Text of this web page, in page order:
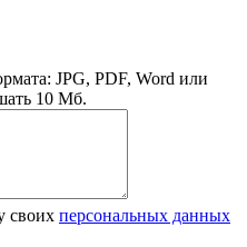
JPG, PDF, Word или
10 Мб.
своих персональных данных